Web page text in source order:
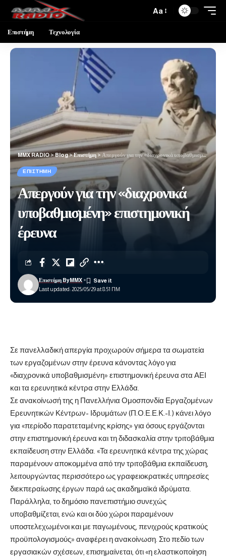
Aa
Επιστήμη Τεχνολογία
MMX RADIO>Blog>Επιστήμη > Απεργούν για την «διαχρονικά υποβαθμισμένη» επιστημονική έρευνα
ΕΠΙΣΤΉΜΗ
Απεργούν για την «διαχρονικά
υποβαθμισμένη» επιστημονική
έρευνα
Last updated: 2025/05/29 at 8:51 ΠΜ
Επιστήμη ByMMX
Σε πανελλαδική απεργία προχωρούν σήμερα τα σωματεία
των εργαζομένων στην έρευνα κάνοντας λόγο για
«διαχρονικά υποβαθμισμένη» επιστημονική έρευνα στα ΑΕΙ
και τα ερευνητικά κέντρα στην Ελλάδα.
Σε ανακοίνωσή της η Πανελλήνια Ομοσπονδία Εργαζομένων
Ερευνητικών Κέντρων- Ιδρυμάτων (Π.Ο.Ε.Ε.Κ.-Ι.) κάνει λόγο
για «περίοδο παρατεταμένης κρίσης» για όσους εργάζονται
στην επιστημονική έρευνα και τη διδασκαλία στην τριτοβάθμια
εκπαίδευση στην Ελλάδα. «Τα ερευνητικά κέντρα της χώρας
παραμένουν αποκομμένα από την τριτοβάθμια εκπαίδευση,
λειτουργώντας περισσότερο ως γραφειοκρατικές υπηρεσίες
διεκπεραίωσης έργων παρά ως ακαδημαϊκά ιδρύματα.
Παράλληλα, το δημόσιο πανεπιστήμιο συνεχώς
υποβαθμίζεται, ενώ και οι δύο χώροι παραμένουν
υποστελεχωμένοι και με παγωμένους, πενιχρούς κρατικούς
προϋπολογισμούς» αναφέρει η ανακοίνωση. Στο πεδίο των
εργασιακών σχέσεων, επισημαίνεται, ότι «η ελαστικοποίηση